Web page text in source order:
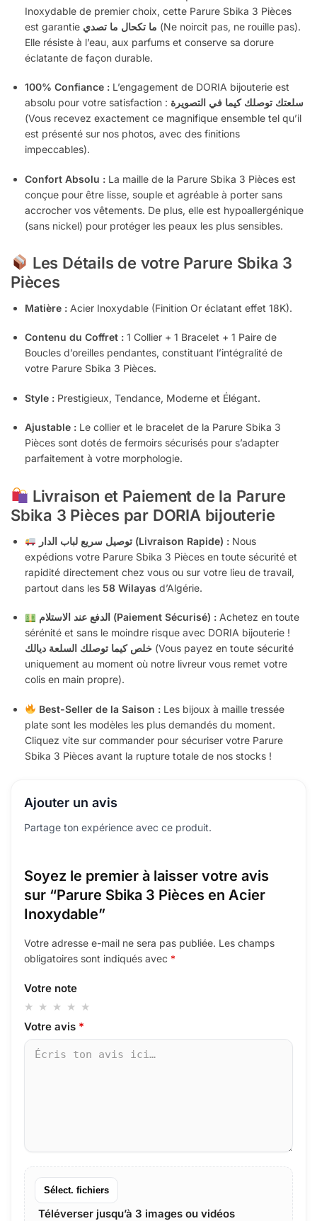
Inoxydable de premier choix, cette Parure Sbika 3 Pièces
est garantie ما تكحال ما تصدي (Ne noircit pas, ne rouille pas).
Elle résiste à l’eau, aux parfums et conserve sa dorure
éclatante de façon durable.
100% Confiance : L’engagement de DORIA bijouterie est
absolu pour votre satisfaction : سلعتك توصلك كيما في التصويرة
(Vous recevez exactement ce magnifique ensemble tel qu’il
est présenté sur nos photos, avec des finitions
impeccables).
Confort Absolu : La maille de la Parure Sbika 3 Pièces est
conçue pour être lisse, souple et agréable à porter sans
accrocher vos vêtements. De plus, elle est hypoallergénique
(sans nickel) pour protéger les peaux les plus sensibles.
Les Détails de votre Parure Sbika 3
Pièces
Matière : Acier Inoxydable (Finition Or éclatant effet 18K).
Contenu du Coffret : 1 Collier + 1 Bracelet + 1 Paire de
Boucles d’oreilles pendantes, constituant l’intégralité de
votre Parure Sbika 3 Pièces.
Style : Prestigieux, Tendance, Moderne et Élégant.
Ajustable : Le collier et le bracelet de la Parure Sbika 3
Pièces sont dotés de fermoirs sécurisés pour s’adapter
parfaitement à votre morphologie.
Livraison et Paiement de la Parure
Sbika 3 Pièces par DORIA bijouterie
توصيل سريع لباب الدار (Livraison Rapide) :Nous
expédions votre Parure Sbika 3 Pièces en toute sécurité et
rapidité directement chez vous ou sur votre lieu de travail,
partout dans les 58 Wilayas d’Algérie.
الدفع عند الاستلام (Paiement Sécurisé) :Achetez en toute
sérénité et sans le moindre risque avec DORIA bijouterie !
خلص كيما توصلك السلعة ديالك (Vous payez en toute sécurité
uniquement au moment où notre livreur vous remet votre
colis en main propre).
Best-Seller de la Saison :Les bijoux à maille tressée
plate sont les modèles les plus demandés du moment.
Cliquez vite sur commander pour sécuriser votre Parure
Sbika 3 Pièces avant la rupture totale de nos stocks !
Ajouter un avis
Partage ton expérience avec ce produit.
Soyez le premier à laisser votre avis
sur “Parure Sbika 3 Pièces en Acier
Inoxydable”
Votre adresse e-mail ne sera pas publiée. Les champs
obligatoires sont indiqués avec *
Votre note
Votre avis *
Sélect. fichiers
Téléverser jusqu’à 3 images ou vidéos